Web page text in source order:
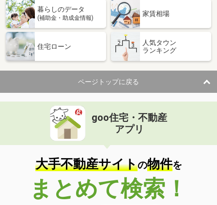
暮らしのデータ
(補助金・助成金情報)
家賃相場
住宅ローン
人気タウン
ランキング
ページトップに戻る
goo住宅・不動産
アプリ
大手不動産サイトの物件を
まとめて検索！